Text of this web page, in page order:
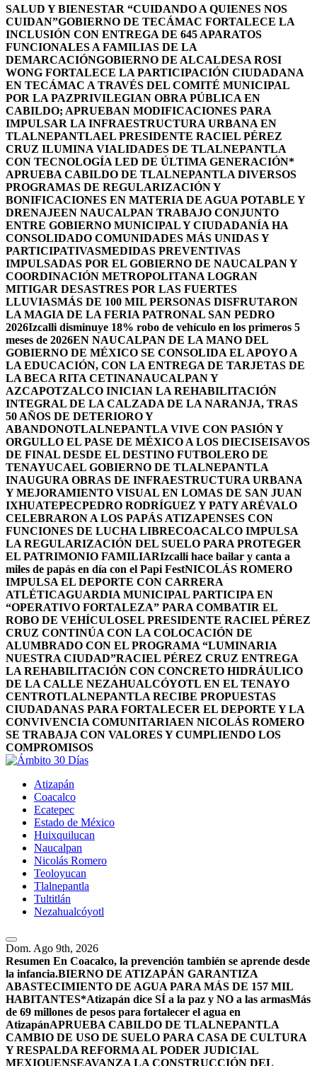
SALUD Y BIENESTAR “CUIDANDO A QUIENES NOS
CUIDAN”GOBIERNO DE TECÁMAC FORTALECE LA
INCLUSIÓN CON ENTREGA DE 645 APARATOS
FUNCIONALES A FAMILIAS DE LA
DEMARCACIÓNGOBIERNO DE ALCALDESA ROSI
WONG FORTALECE LA PARTICIPACIÓN CIUDADANA
EN TECÁMAC A TRAVÉS DEL COMITÉ MUNICIPAL
POR LA PAZPRIVILEGIAN OBRA PÚBLICA EN
CABILDO; APRUEBAN MODIFICACIONES PARA
IMPULSAR LA INFRAESTRUCTURA URBANA EN
TLALNEPANTLAEL PRESIDENTE RACIEL PÉREZ
CRUZ ILUMINA VIALIDADES DE TLALNEPANTLA
CON TECNOLOGÍA LED DE ÚLTIMA GENERACIÓN*
APRUEBA CABILDO DE TLALNEPANTLA DIVERSOS
PROGRAMAS DE REGULARIZACIÓN Y
BONIFICACIONES EN MATERIA DE AGUA POTABLE Y
DRENAJEEN NAUCALPAN TRABAJO CONJUNTO
ENTRE GOBIERNO MUNICIPAL Y CIUDADANÍA HA
CONSOLIDADO COMUNIDADES MÁS UNIDAS Y
PARTICIPATIVASMEDIDAS PREVENTIVAS
IMPULSADAS POR EL GOBIERNO DE NAUCALPAN Y
COORDINACIÓN METROPOLITANA LOGRAN
MITIGAR DESASTRES POR LAS FUERTES
LLUVIASMÁS DE 100 MIL PERSONAS DISFRUTARON
LA MAGIA DE LA FERIA PATRONAL SAN PEDRO
2026Izcalli disminuye 18% robo de vehículo en los primeros 5
meses de 2026EN NAUCALPAN DE LA MANO DEL
GOBIERNO DE MÉXICO SE CONSOLIDA EL APOYO A
LA EDUCACIÓN, CON LA ENTREGA DE TARJETAS DE
LA BECA RITA CETINANAUCALPAN Y
AZCAPOTZALCO INICIAN LA REHABILITACIÓN
INTEGRAL DE LA CALZADA DE LA NARANJA, TRAS
50 AÑOS DE DETERIORO Y
ABANDONOTLALNEPANTLA VIVE CON PASIÓN Y
ORGULLO EL PASE DE MÉXICO A LOS DIECISEISAVOS
DE FINAL DESDE EL DESTINO FUTBOLERO DE
TENAYUCAEL GOBIERNO DE TLALNEPANTLA
INAUGURA OBRAS DE INFRAESTRUCTURA URBANA
Y MEJORAMIENTO VISUAL EN LOMAS DE SAN JUAN
IXHUATEPECPEDRO RODRÍGUEZ Y PATY ARÉVALO
CELEBRARON A LOS PAPÁS ATIZAPENSES CON
FUNCIONES DE LUCHA LIBRECOACALCO IMPULSA
LA REGULARIZACIÓN DEL SUELO PARA PROTEGER
EL PATRIMONIO FAMILIARIzcalli hace bailar y canta a
miles de papás en día con el Papi FestNICOLÁS ROMERO
IMPULSA EL DEPORTE CON CARRERA
ATLÉTICAGUARDIA MUNICIPAL PARTICIPA EN
“OPERATIVO FORTALEZA” PARA COMBATIR EL
ROBO DE VEHÍCULOSEL PRESIDENTE RACIEL PÉREZ
CRUZ CONTINÚA CON LA COLOCACIÓN DE
ALUMBRADO CON EL PROGRAMA “LUMINARIA
NUESTRA CIUDAD”RACIEL PÉREZ CRUZ ENTREGA
LA REHABILITACIÓN CON CONCRETO HIDRÁULICO
DE LA CALLE NEZAHUALCÓYOTL EN EL TENAYO
CENTROTLALNEPANTLA RECIBE PROPUESTAS
CIUDADANAS PARA FORTALECER EL DEPORTE Y LA
CONVIVENCIA COMUNITARIAEN NICOLÁS ROMERO
SE TRABAJA CON VALORES Y CUMPLIENDO LOS
COMPROMISOS
Atizapán
Coacalco
Ecatepec
Estado de México
Huixquilucan
Naucalpan
Nicolás Romero
Teoloyucan
Tlalnepantla
Tultitlán
Nezahualcóyotl
Dom. Ago 9th, 2026
Resumen En Coacalco, la prevención también se aprende desde
la infancia.BIERNO DE ATIZAPÁN GARANTIZA
ABASTECIMIENTO DE AGUA PARA MÁS DE 157 MIL
HABITANTES*Atizapán dice SÍ a la paz y NO a las armasMás
de 69 millones de pesos para fortalecer el agua en
AtizapánAPRUEBA CABILDO DE TLALNEPANTLA
CAMBIO DE USO DE SUELO PARA CASA DE CULTURA
Y RESPALDA REFORMA AL PODER JUDICIAL
MEXIQUENSEAVANZA LA CONSTRUCCIÓN DEL